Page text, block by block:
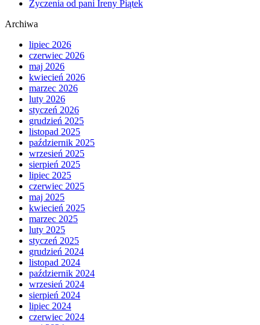
Życzenia od pani Ireny Piątek
Archiwa
lipiec 2026
czerwiec 2026
maj 2026
kwiecień 2026
marzec 2026
luty 2026
styczeń 2026
grudzień 2025
listopad 2025
październik 2025
wrzesień 2025
sierpień 2025
lipiec 2025
czerwiec 2025
maj 2025
kwiecień 2025
marzec 2025
luty 2025
styczeń 2025
grudzień 2024
listopad 2024
październik 2024
wrzesień 2024
sierpień 2024
lipiec 2024
czerwiec 2024